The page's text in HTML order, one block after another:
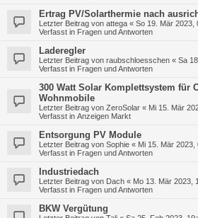
Ertrag PV/Solarthermie nach
Letzter Beitrag von attega « So 19. Mär 2023,
Verfasst in Fragen und Antworten
Laderegler
Letzter Beitrag von raubschloesschen « Sa
Verfasst in Fragen und Antworten
300 Watt Solar Komplettsystem für
Wohnmobile
Letzter Beitrag von ZeroSolar « Mi 15. Mär
Verfasst in Anzeigen Markt
Entsorgung PV Module
Letzter Beitrag von Sophie « Mi 15. Mär 2023,
Verfasst in Fragen und Antworten
Industriedach
Letzter Beitrag von Dach « Mo 13. Mär 2023,
Verfasst in Fragen und Antworten
BKW Vergütung